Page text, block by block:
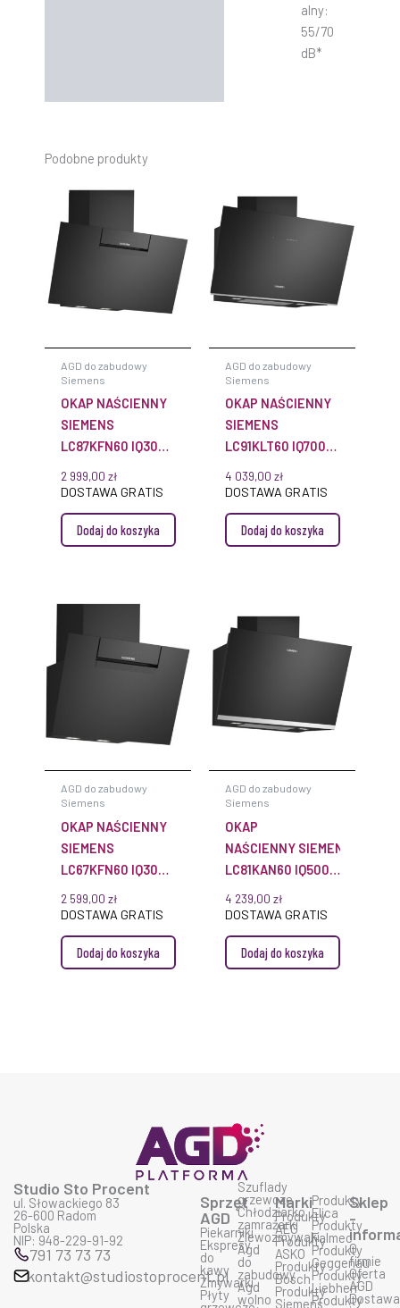
alny:
55/70
dB*
Podobne produkty
AGD do zabudowy
Siemens
OKAP NAŚCIENNY
SIEMENS
LC87KFN60 IQ300
SZKŁO
2 999,00 zł
DOSTAWA GRATIS
Dodaj do koszyka
AGD do zabudowy
Siemens
OKAP NAŚCIENNY
SIEMENS
LC91KLT60 IQ700
SZKŁO
4 039,00 zł
DOSTAWA GRATIS
Dodaj do koszyka
AGD do zabudowy
Siemens
OKAP NAŚCIENNY
SIEMENS
LC67KFN60 IQ300
60 CM CZARNE
SZKŁO
2 599,00 zł
DOSTAWA GRATIS
Dodaj do koszyka
AGD do zabudowy
Siemens
OKAP
NAŚCIENNY SIEMENS
LC81KAN60 IQ500
80 CM CZARNE
SZKŁO
4 239,00 zł
DOSTAWA GRATIS
Dodaj do koszyka
Studio Sto Procent
ul. Słowackiego 83
26-600 Radom
Polska
NIP: 948-229-91-92
791 73 73 73
kontakt@studiostoprocent.pl
Sprzęt
AGD
Piekarniki
Ekspresy
do
kawy
Zmywarki
Płyty
Szuflady
grzewcze
Chłodziarko
zamrażarki
Zlewozmywaki
Agd
do
zabudowy
Agd
wolno
Marki
Produkty
AEG
Produkty
ASKO
Produkty
Bosch
Produkty
Siemens
Produkty
Elica
Produkty
Falmec
Produkty
Geggenau
Produkty
Liebherr
Produkty
Sklep
-
O
firmie
Oferta
AGD
Dostawa